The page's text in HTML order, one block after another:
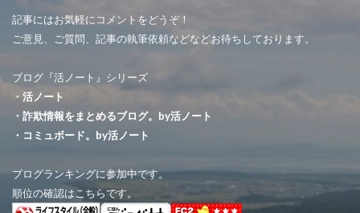
記事にはお気軽にコメントをどうぞ！
ご意見、ご質問、記事の執筆依頼などなどお待ちしております。
ブログ『活ノート』シリーズ
・活ノート
・詐欺情報をまとめるブログ。by活ノート
・コミュボード。by活ノート
ブログランキングに参加中です。
順位の確認はこちらです。